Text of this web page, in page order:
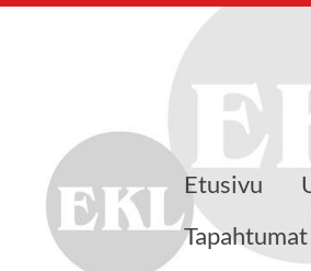
ry
Etusivu
Tapahtumat